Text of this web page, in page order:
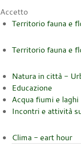
Accetto
Territorio fauna e
Territorio fauna e
Natura in città -
Educazione
Acqua fiumi e laghi
Incontri e attività
Clima - eart hour